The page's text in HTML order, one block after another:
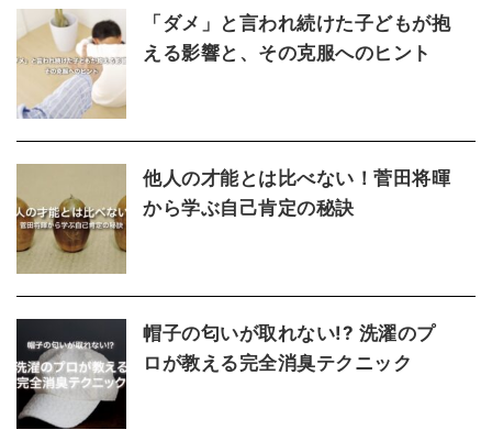
「ダメ」と言われ続けた子どもが抱
える影響と、その克服へのヒント
他人の才能とは比べない！菅田将暉
から学ぶ自己肯定の秘訣
帽子の匂いが取れない!? 洗濯のプ
ロが教える完全消臭テクニック